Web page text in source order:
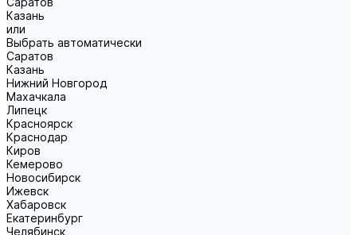
Казань
или
Выбрать автоматически
Саратов
Казань
Нижний Новгород
Махачкала
Липецк
Красноярск
Краснодар
Киров
Кемерово
Новосибирск
Ижевск
Хабаровск
Екатеринбург
Челябинск